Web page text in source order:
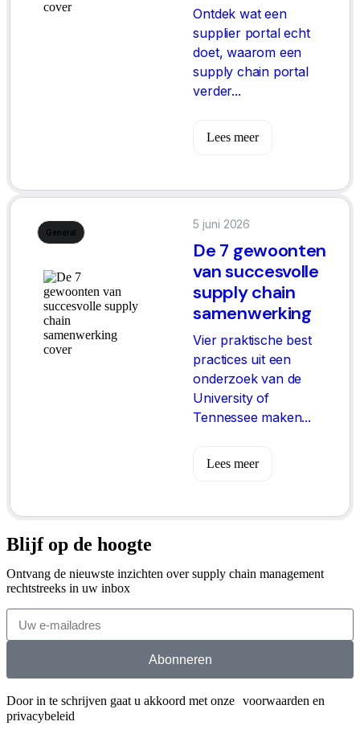
Ontdek wat een
supplier portal echt
doet, waarom een
supply chain portal
verder...
Lees meer
General
5 juni 2026
De 7 gewoonten
van succesvolle
supply chain
samenwerking
Vier praktische best
practices uit een
onderzoek van de
University of
Tennessee maken...
Lees meer
Blijf op de hoogte
Ontvang de nieuwste inzichten over supply chain management
rechtstreeks in uw inbox
Abonneren
Door in te schrijven gaat u akkoord met onze voorwaarden en
privacybeleid